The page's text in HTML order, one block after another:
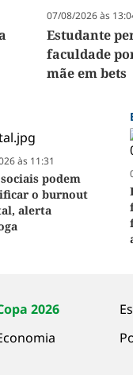
07/08/2026 às
Estudante
faculdade
mãe em bets
às 11:31
podem
o burnout
alerta
2026